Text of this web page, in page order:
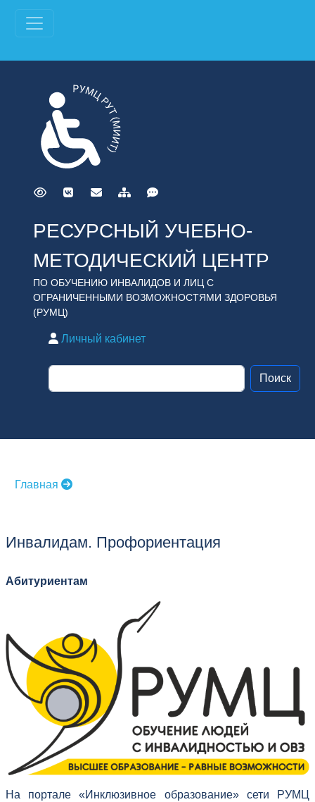
РЕСУРСНЫЙ УЧЕБНО-
МЕТОДИЧЕСКИЙ ЦЕНТР
ПО ОБУЧЕНИЮ ИНВАЛИДОВ И ЛИЦ С
ОГРАНИЧЕННЫМИ ВОЗМОЖНОСТЯМИ ЗДОРОВЬЯ
(РУМЦ)
Личный кабинет
Главная
Инвалидам. Профориентация
Абитуриентам
На портале «Инклюзивное образование» сети РУМЦ